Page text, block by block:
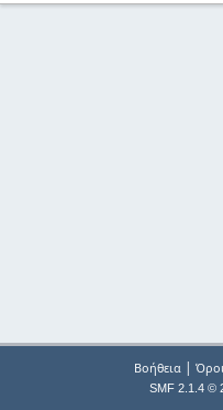
Βοήθεια|
SMF 2.1.4 ©